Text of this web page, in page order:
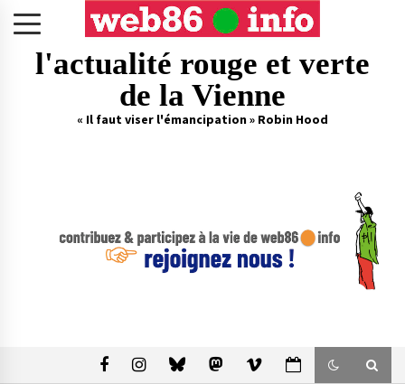
l'actualité rouge et verte
de la Vienne
« Il faut viser l'émancipation » Robin Hood